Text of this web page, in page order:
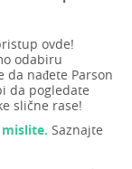
ovde!
odabiru
da nađete Parson
da pogledate
slične rase!
Saznajte